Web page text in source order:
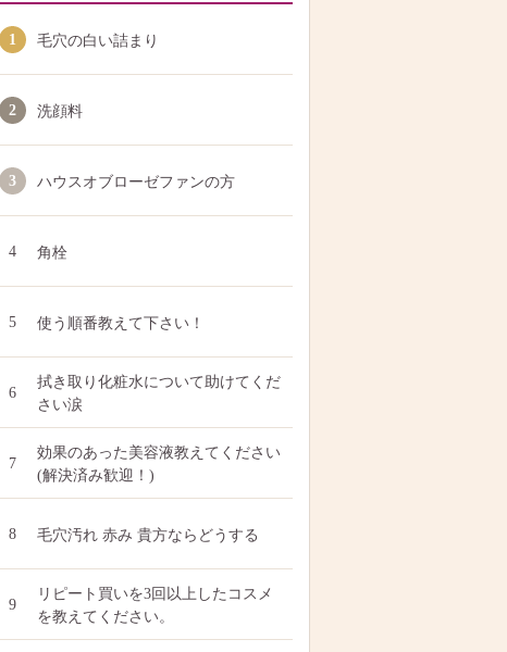
1 毛穴の白い詰まり
2 洗顔料
3 ハウスオブローゼファンの方
4 角栓
5 使う順番教えて下さい！
6
拭き取り化粧水について助けてくだ
さい涙
7
効果のあった美容液教えてください
(解決済み歓迎！)
8 毛穴汚れ 赤み 貴方ならどうする
9
リピート買いを3回以上したコスメ
を教えてください。